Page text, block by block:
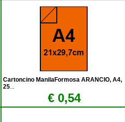
Cartoncino ManilaFormosa ARANCIO, A4,
25...
€ 0,54